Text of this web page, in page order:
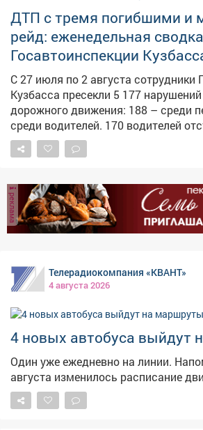
заметил их, остановился и провёл
и их родителей вызвали в отдел
составили на родителей протоколы
обязанностей по воспитанию.
комиссию по делам
ДТП с тремя погибшими и
рейд: еженедельная сводка
Госавтоинспекции
С 27 июля по 2 августа сотрудники
Кузбасса пресекли 5 177 нарушений правил
дорожного движения: 188 – среди пешеходов, 4 989 –
среди водителей. 170 водителей отстранены от
управления за нетрезвую езду или
освидетельствования; 380 – попались на езде без
запрещено; 193 – нарушили правила перевозки детей;
440 – нарушили правила
безопасности или мотошлемом; 102 – нарушили
правила проезда перекрёстков; 68 – проехали на
пешехода. Произошло 52 ДТП, в которых 8 человек
погибли и 63 травмированы.
реклама
Телерадиокомпания «КВАНТ»
4 августа 2026
4 новых автобуса выйдут
Один уже ежедневно на линии. Напомним, что с 1
августа изменилось расписание